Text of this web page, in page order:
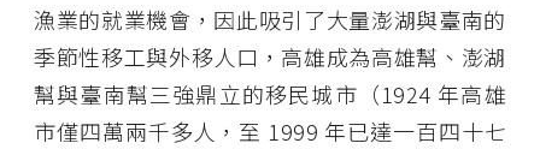
漁業的就業機會，因此吸引了大量澎湖與臺南的
季節性移工與外移人口，高雄成為高雄幫、澎湖
幫與臺南幫三強鼎立的移民城市（1924 年高雄
市僅四萬兩千多人，至 1999 年已達一百四十七